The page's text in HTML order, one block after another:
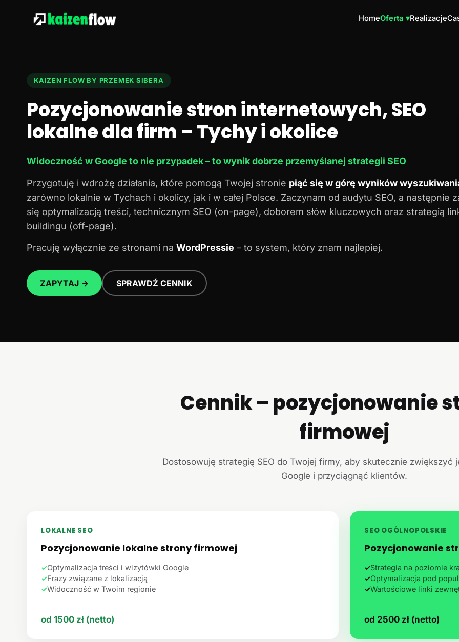
HomeOferta ▾Realizacje
KAIZEN FLOW BY PRZEMEK SIBERA
Pozycjonowanie stron internetowych, SEO
lokalne dla firm – Tychy i okolice
Widoczność w Google to nie przypadek – to wynik dobrze przemyślanej strategii SEO
Przygotuję i wdrożę działania, które pomogą Twojej stronie piąć się w górę wyników
zarówno lokalnie w Tychach i okolicy, jak i w całej Polsce. Zaczynam od audytu SEO, a następnie
się optymalizacją treści, technicznym SEO (on-page), doborem słów kluczowych oraz strategią
buildingu (off-page).
Pracuję wyłącznie ze stronami na WordPressie – to system, który znam najlepiej.
ZAPYTAJ → SPRAWDŹ CENNIK
Cennik – pozycjonowanie
firmowej
Dostosowuję strategię SEO do Twojej firmy, aby skutecznie zwiększyć
Google i przyciągnąć klientów.
LOKALNE SEO
Pozycjonowanie lokalne strony firmowej
✓Optymalizacja treści i wizytówki Google
✓Frazy związane z lokalizacją
✓Widoczność w Twoim regionie
od 1500 zł (netto)
SEO OGÓLNOPOLSKIE
Pozycjonowanie
✓Strategia na poziomie
✓Optymalizacja pod
✓Wartościowe linki
od 2500 zł (netto)